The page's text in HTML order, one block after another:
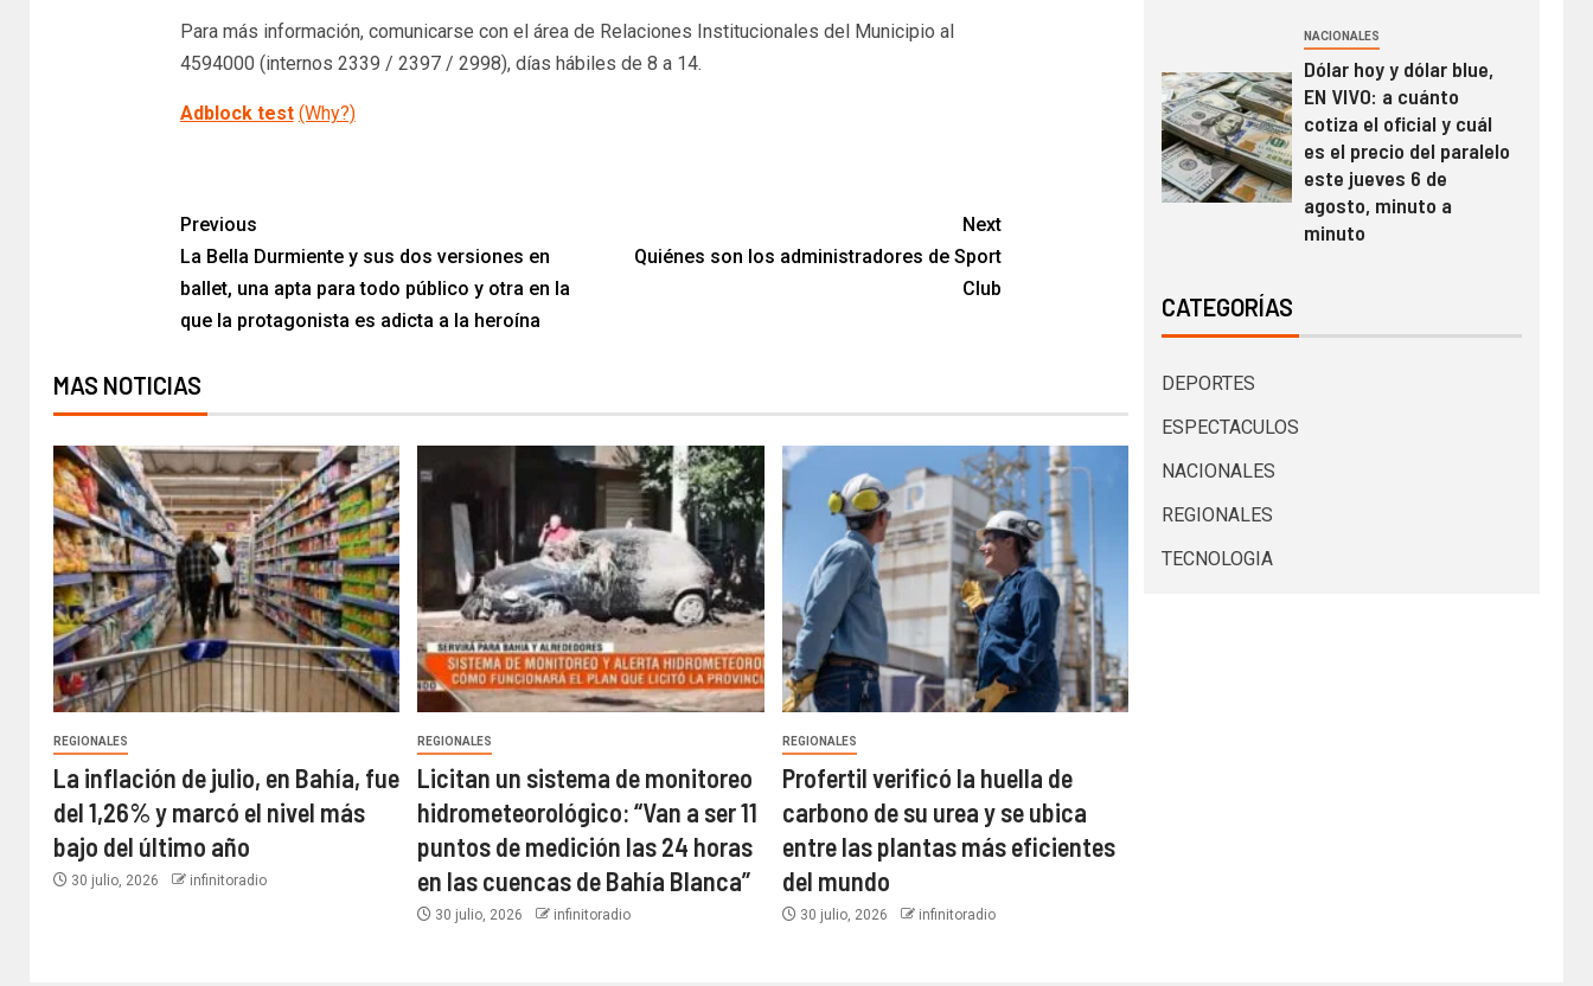
Para más información, comunicarse con el área de Relaciones Institucionales del Municipio al
4594000 (internos 2339 / 2397 / 2998), días hábiles de 8 a 14.
Adblock test (Why?)
Previous
La Bella Durmiente y sus dos versiones en
ballet, una apta para todo público y otra en la
que la protagonista es adicta a la heroína
Next
Quiénes son los administradores de Sport
Club​
MAS NOTICIAS
REGIONALES
La inflación de julio, en Bahía, fue
del 1,26% y marcó el nivel más
bajo del último año​
30 julio, 2026 infinitoradio
REGIONALES
Licitan un sistema de monitoreo
hidrometeorológico: “Van a ser 11
puntos de medición las 24 horas
en las cuencas de Bahía Blanca”​
30 julio, 2026 infinitoradio
REGIONALES
Profertil verificó la huella de
carbono de su urea y se ubica
entre las plantas más eficientes
del mundo​
30 julio, 2026 infinitoradio
NACIONALES
Dólar hoy y dólar blue,
EN VIVO: a cuánto
cotiza el oficial y cuál
es el precio del paralelo
este jueves 6 de
agosto, minuto a
minuto
CATEGORÍAS
DEPORTES
ESPECTACULOS
NACIONALES
REGIONALES
TECNOLOGIA